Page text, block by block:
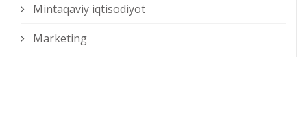
Mintaqaviy iqtisodiyot
Marketing